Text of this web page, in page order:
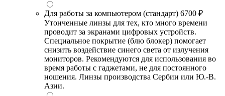
Для работы за компьютером (стандарт) 6700 ₽
Утонченные линзы для тех, кто много времени
проводит за экранами цифровых устройств.
Специальное покрытие (блю блокер) помогает
снизить воздействие синего света от излучения
мониторов. Рекомендуются для использования во
время работы с гаджетами, не для постоянного
ношения. Линзы производства Сербии или Ю.-В.
Азии.